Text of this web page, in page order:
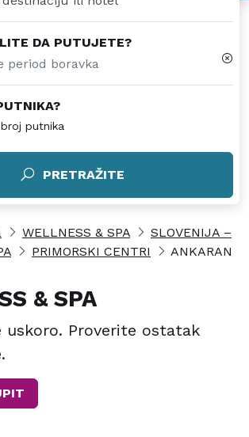
DA PUTUJETE?
putnika
PRETRAŽITE
WELLNESS & SPA
SLOVENIJA –
PRIMORSKI CENTRI ANKARAN
& SPA
uskoro. Proverite ostatak